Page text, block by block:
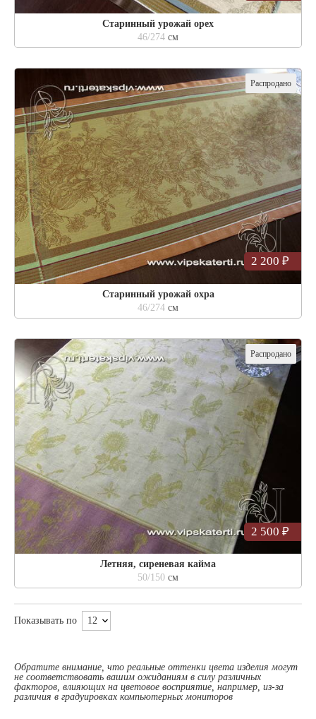
Старинный урожай орех
46/274 см
Распродано
2 200 ₽
Старинный урожай охра
46/274 см
Распродано
2 500 ₽
Летняя, сиреневая кайма
50/150 см
Показывать по
Обратите внимание, что реальные оттенки цвета изделия могут
не соответствовать вашим ожиданиям в силу различных
факторов, влияющих на цветовое восприятие, например, из-за
различия в градуировках компьютерных мониторов